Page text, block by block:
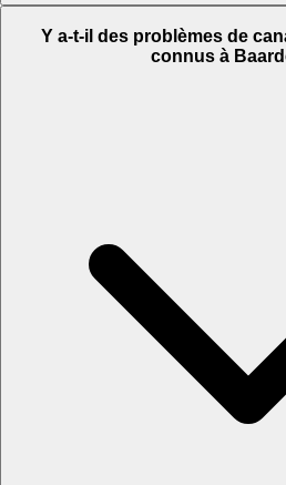
Y a-t-il des problèmes de
connus à